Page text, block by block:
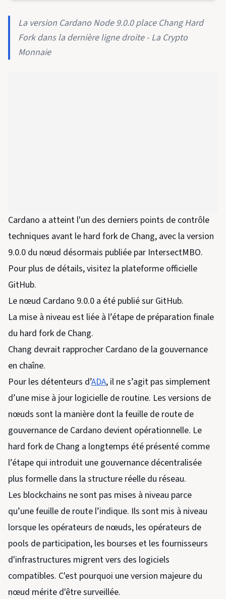
La version Cardano Node 9.0.0 place Chang Hard
Fork dans la dernière ligne droite - La Crypto
Monnaie
Cardano a atteint l'un des derniers points de contrôle
techniques avant le hard fork de Chang, avec la version
9.0.0 du nœud désormais publiée par IntersectMBO.
Pour plus de détails, visitez la plateforme officielle
GitHub.
Le nœud Cardano 9.0.0 a été publié sur GitHub.
La mise à niveau est liée à l’étape de préparation finale
du hard fork de Chang.
Chang devrait rapprocher Cardano de la gouvernance
en chaîne.
Pour les détenteurs d’ADA, il ne s’agit pas simplement
d’une mise à jour logicielle de routine. Les versions de
nœuds sont la manière dont la feuille de route de
gouvernance de Cardano devient opérationnelle. Le
hard fork de Chang a longtemps été présenté comme
l’étape qui introduit une gouvernance décentralisée
plus formelle dans la structure réelle du réseau.
Les blockchains ne sont pas mises à niveau parce
qu’une feuille de route l’indique. Ils sont mis à niveau
lorsque les opérateurs de nœuds, les opérateurs de
pools de participation, les bourses et les fournisseurs
d'infrastructures migrent vers des logiciels
compatibles. C'est pourquoi une version majeure du
nœud mérite d'être surveillée.